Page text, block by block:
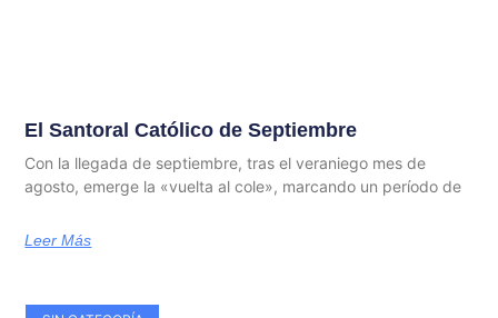
El Santoral Católico de Septiembre
Con la llegada de septiembre, tras el veraniego mes de
agosto, emerge la «vuelta al cole», marcando un período de
Leer Más